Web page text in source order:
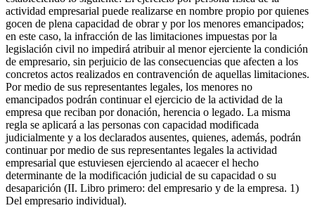
actividad empresarial puede realizarse en nombre propio por quienes
gocen de plena capacidad de obrar y por los menores emancipados;
en este caso, la infracción de las limitaciones impuestas por la
legislación civil no impedirá atribuir al menor ejerciente la condición
de empresario, sin perjuicio de las consecuencias que afecten a los
concretos actos realizados en contravención de aquellas limitaciones.
Por medio de sus representantes legales, los menores no
emancipados podrán continuar el ejercicio de la actividad de la
empresa que reciban por donación, herencia o legado. La misma
regla se aplicará a las personas con capacidad modificada
judicialmente y a los declarados ausentes, quienes, además, podrán
continuar por medio de sus representantes legales la actividad
empresarial que estuviesen ejerciendo al acaecer el hecho
determinante de la modificación judicial de su capacidad o su
desaparición (II. Libro primero: del empresario y de la empresa. 1)
Del empresario individual).